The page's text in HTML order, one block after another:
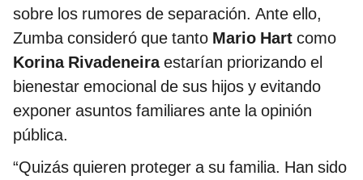
sobre los rumores de separación. Ante ello,
Zumba consideró que tanto Mario Hart como
Korina Rivadeneiraestarían priorizando el
bienestar emocional de sus hijos y evitando
exponer asuntos familiares ante la opinión
pública.
“Quizás quieren proteger a su familia. Han sido